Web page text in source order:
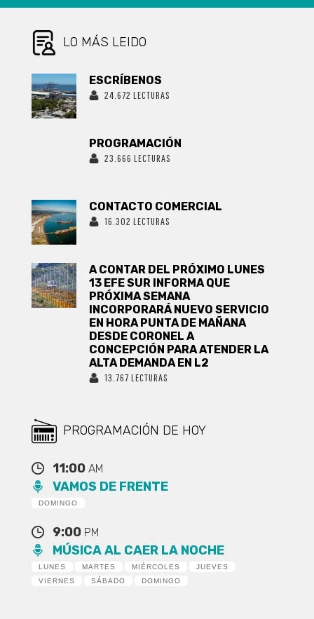
LO MÁS LEIDO
ESCRÍBENOS
24.672 LECTURAS
PROGRAMACIÓN
23.666 LECTURAS
CONTACTO COMERCIAL
16.302 LECTURAS
A CONTAR DEL PRÓXIMO LUNES
13 EFE SUR INFORMA QUE
PRÓXIMA SEMANA
INCORPORARÁ NUEVO SERVICIO
EN HORA PUNTA DE MAÑANA
DESDE CORONEL A
CONCEPCIÓN PARA ATENDER LA
ALTA DEMANDA EN L2
13.767 LECTURAS
PROGRAMACIÓN DE HOY
11:00 AM
VAMOS DE FRENTE
DOMINGO
9:00 PM
MÚSICA AL CAER LA NOCHE
LUNES MARTES MIÉRCOLES
JUEVES
VIERNES
SÁBADO DOMINGO